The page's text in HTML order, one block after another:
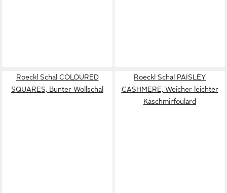
Roeckl Schal COLOURED
SQUARES, Bunter Wollschal
Roeckl Schal PAISLEY
CASHMERE, Weicher leichter
Kaschmirfoulard